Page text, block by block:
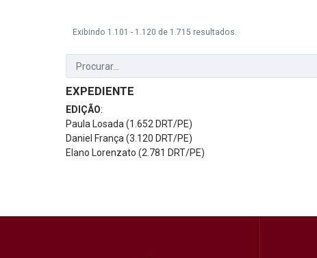
Exibindo 1.101 - 1.120 de 1.715 resultados.
EXPEDIENTE
EDIÇÃO:
Paula Losada (1.652 DRT/PE)
Daniel França (3.120 DRT/PE)
Elano Lorenzato (2.781 DRT/PE)